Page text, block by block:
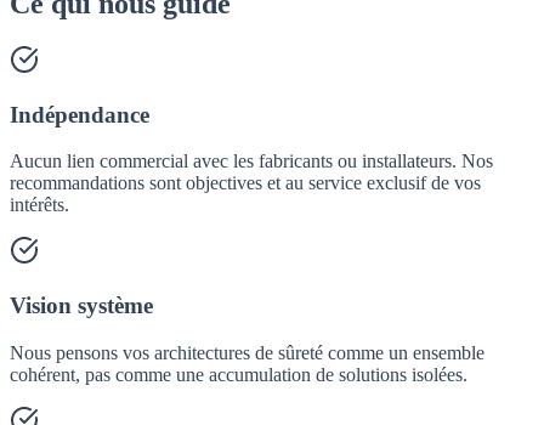
Indépendance
Aucun lien commercial avec les fabricants ou installateurs. Nos
recommandations sont objectives et au service exclusif de vos
intérêts.
Vision système
Nous pensons vos architectures de sûreté comme un ensemble
cohérent, pas comme une accumulation de solutions isolées.